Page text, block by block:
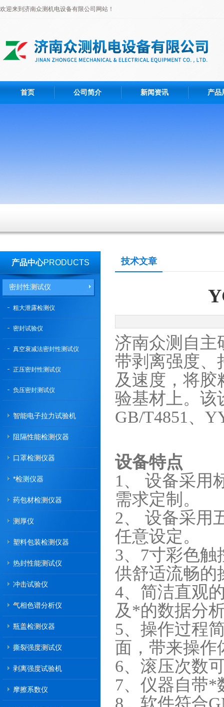
欢迎来到济南众测机电设备有限公司网站！
首页 公司简介 新闻资讯 产品
产品中心PRODUCTS
密封性测试仪
粗大泄露检测仪
密封试验仪
真空衰减法密封性测试仪
正压密封性测试仪
负压密封测试仪
智能电子拉力试验机
阻隔性能检测仪器
口罩检测仪器
*检测仪器
药包材检测仪器
测厚仪
塑料包装检测仪器
热封性能测试仪
冲击试验仪
气相色谱分析仪
瓶盖检测仪器
撕裂强度测试仪
剥离强度试验机
摩擦系数仪
技术文章
济南众测自主
带剥离强度、
及速度，将胶
验基材上。该
GB/T4851、
设备特点
1、 设备采用
需求定制。
2、 设备采用
任意设定。
3、7寸彩色
供舒适流畅的
4、简洁直观
及*的数据分
5、操作过程
面，带来操作
6、滚压次数
7、仪器自带*
8、软件符合